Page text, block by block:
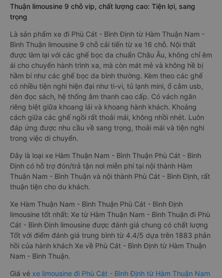
Thuận limousine 9 chỗ vip, chất lượng cao: Tiện lợi, sang
trọng
Là sản phẩm xe đi Phù Cát - Bình Định từ Hàm Thuận Nam -
Bình Thuận limousine 9 chỗ cải tiến từ xe 16 chỗ. Nội thất
được làm lại với các ghế bọc da chuẩn Châu Âu, không chỉ êm
ái cho chuyến hành trình xa, mà còn mát mẻ và không hề bị
hầm bí như các ghế bọc da bình thường. Kèm theo các ghế
có nhiều tiện nghi hiện đại như ti-vi, tủ lạnh mini, ổ cắm usb,
đèn đọc sách, hệ thống âm thanh cao cấp. Có vách ngăn
riêng biệt giữa khoang lái và khoang hành khách. Khoảng
cách giữa các ghế ngồi rất thoải mái, không nhồi nhét. Luôn
đáp ứng được nhu cầu về sang trọng, thoải mái và tiện nghi
trong việc di chuyển.
Đây là loại xe Hàm Thuận Nam - Bình Thuận Phù Cát - Bình
Định có hỗ trợ đón/trả tận nơi miễn phí tại nội thành Hàm
Thuận Nam - Bình Thuận và nội thành Phù Cát - Bình Định, rất
thuận tiện cho du khách.
Xe Hàm Thuận Nam - Bình Thuận Phù Cát - Bình Định
limousine tốt nhất: Xe từ Hàm Thuận Nam - Bình Thuận đi Phù
Cát - Bình Định limousine được đánh giá chung có chất lượng
Tốt với điểm đánh giá trung bình từ 4.4/5 dựa trên 1883 phản
hồi của hành khách Xe về Phù Cát - Bình Định từ Hàm Thuận
Nam - Bình Thuận.
Giá vé xe limousine đi Phù Cát - Bình Định từ Hàm Thuận Nam